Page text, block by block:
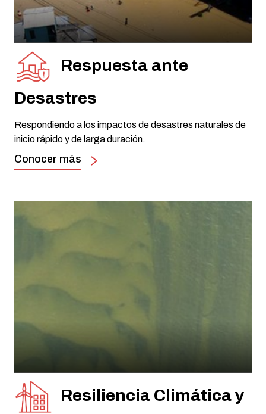
Respuesta ante
Desastres
Respondiendo a los impactos de desastres naturales de
inicio rápido y de larga duración.
Conocer más
Resiliencia Climática y